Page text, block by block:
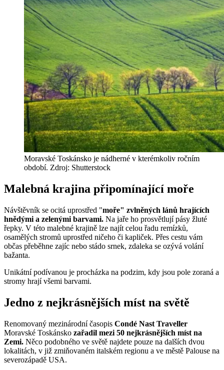
Moravské Toskánsko je nádherné v kterémkoliv ročním
období. Zdroj: Shutterstock
Malebná krajina připomínající moře
Návštěvník se ocitá uprostřed "moře" zvlněných lánů hrajících
hnědými a zelenými barvami. Na jaře ho prosvětlují pásy žluté
řepky. V této malebné krajině lze najít celou řadu remízků,
osamělých stromů uprostřed ničeho či kapliček. Přes cestu vám
občas přeběhne zajíc nebo stádo srnek, zdaleka se ozývá volání
bažanta.
Unikátní podívanou je procházka na podzim, kdy jsou pole zoraná a
stromy hrají všemi barvami.
Jedno z nejkrásnějších míst na světě
Renomovaný mezinárodní časopis Condé Nast Traveller
Moravské Toskánsko zařadil mezi 50 nejkrásnějších míst na
Zemi. Něco podobného ve světě najdete pouze na dalších dvou
lokalitách, v již zmiňovaném italském regionu a ve městě Palouse na
severozápadě USA.